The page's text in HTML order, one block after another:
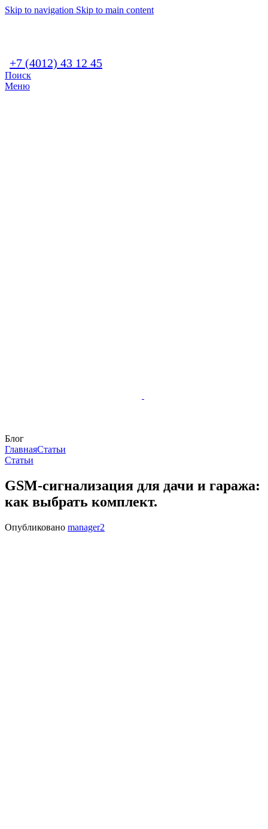
Skip to navigation Skip to main content
+7 (4012) 43 12 45
Поиск
Меню
Блог
ГлавнаяСтатьи
Статьи
GSM-сигнализация для дачи и гаража:
как выбрать комплект.
Опубликовано manager2